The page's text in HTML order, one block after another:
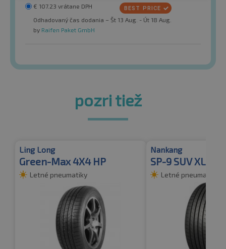
€ 107.23 vrátane DPH
Odhadovaný čas dodania – Št 13 Aug. - Út 18 Aug.
by Raifen Paket GmbH
pozri tiež
Ling Long
Green-Max 4X4 HP
Letné pneumatiky
Nankang
SP-9 SUV XL
Letné pneumatiky